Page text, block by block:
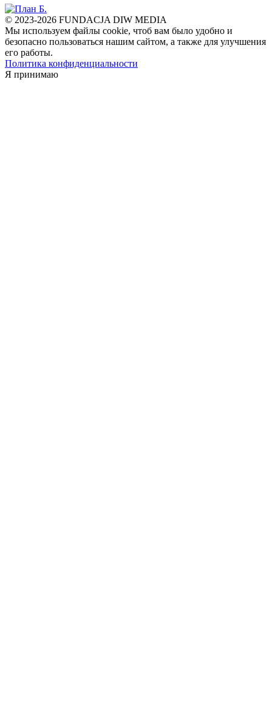
© 2023-2026 FUNDACJA DIW MEDIA
Мы используем файлы cookie, чтоб вам было удобно и
безопасно пользоваться нашим сайтом, а также для улучшения
его работы.
Политика конфиденциальности
Я принимаю